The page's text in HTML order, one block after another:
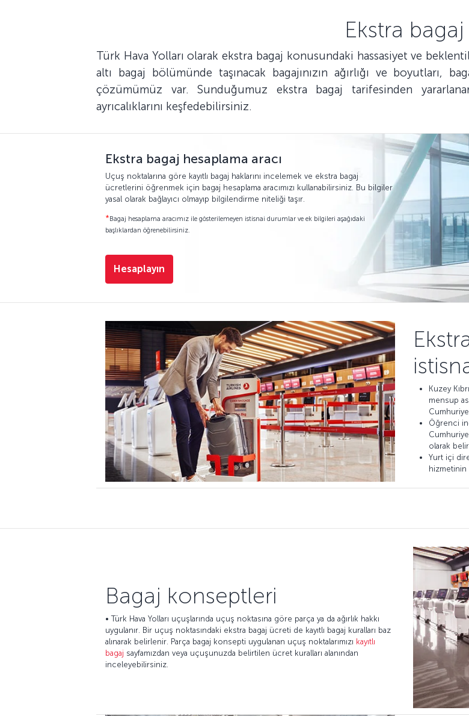
Ekstra bagaj
Türk Hava Yolları olarak ekstra bagaj konusundaki hassasiyet ve
altı bagaj bölümünde taşınacak bagajınızın ağırlığı ve boyutları,
çözümümüz var. Sunduğumuz ekstra bagaj tarifesinden
ayrıcalıklarını keşfedebilirsiniz.
Ekstra bagaj hesaplama aracı
Uçuş noktalarına göre kayıtlı bagaj haklarını incelemek ve ekstra bagaj
ücretlerini öğrenmek için bagaj hesaplama aracımızı kullanabilirsiniz. Bu bilgiler
yasal olarak bağlayıcı olmayıp bilgilendirme niteliği taşır.
*Bagaj hesaplama aracımız ile gösterilemeyen istisnai durumlar ve ek bilgileri aşağıdaki
başlıklardan öğrenebilirsiniz.
Hesaplayın
Kuzey
mensup
Öğrenci
olarak
Yurt içi
hizmetinin
Bagaj konseptleri
• Türk Hava Yolları uçuşlarında uçuş noktasına göre parça ya da ağırlık hakkı
uygulanır. Bir uçuş noktasındaki ekstra bagaj ücreti de kayıtlı bagaj kuralları baz
alınarak belirlenir. Parça bagaj konsepti uygulanan uçuş noktalarımızı kayıtlı
bagaj sayfamızdan veya uçuşunuzda belirtilen ücret kuralları alanından
inceleyebilirsiniz.